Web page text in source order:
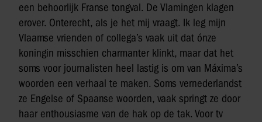
een behoorlijk Franse tongval. De Vlamingen klagen
erover. Onterecht, als je het mij vraagt. Ik leg mijn
Vlaamse vrienden of collega’s vaak uit dat ónze
koningin misschien charmanter klinkt, maar dat het
soms voor journalisten heel lastig is om van Máxima’s
woorden een verhaal te maken. Soms vernederlandst
ze Engelse of Spaanse woorden, vaak springt ze door
haar enthousiasme van de hak op de tak. Voor tv